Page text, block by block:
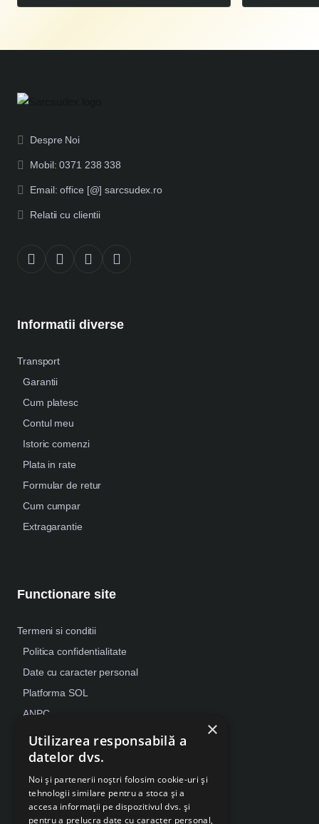
Despre Noi
Mobil: 0371 238 338
Email: office [@] sarcsudex.ro
Relatii cu clientii
Informatii diverse
Transport
Garantii
Cum platesc
Contul meu
Istoric comenzi
Plata in rate
Formular de retur
Cum cumpar
Extragarantie
Functionare site
Termeni si conditii
Politica confidentialitate
Date cu caracter personal
Platforma SOL
ANPC
Despre Cookies
Retragere din contract
×
Utilizarea responsabilă a
datelor dvs.
Noi și partenerii noștri folosim cookie-uri și
tehnologii similare pentru a stoca și a
accesa informații pe dispozitivul dvs. și
pentru a prelucra date cu caracter personal,